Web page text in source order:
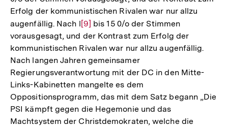
Erfolg der kommunistischen Rivalen war nur allzu
augenfällig. Nach l Zur
Auflösung
der
Fußnote
[9] bis 15 0/o der Stimmen
vorausgesagt, und der Kontrast zum Erfolg der
kommunistischen Rivalen war nur allzu augenfällig.
Nach langen Jahren gemeinsamer
Regierungsverantwortung mit der DC in den Mitte-
Links-Kabinetten mangelte es dem
Oppositionsprogramm, das mit dem Satz begann „Die
PSI kämpft gegen die Hegemonie und das
Machtsystem der Christdemokraten, welche die